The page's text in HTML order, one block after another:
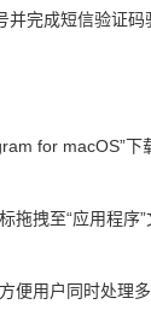
完成短信验证
for macOS”
拖拽至“应用程序
便用户同时处理